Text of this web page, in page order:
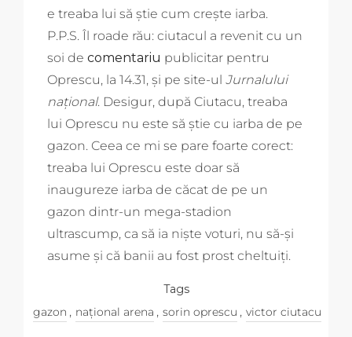
e treaba lui să știe cum crește iarba.
P.P.S. Îl roade rău: ciutacul a revenit cu un
soi de comentariu publicitar pentru
Oprescu, la 14.31, și pe site-ul Jurnalului
național. Desigur, după Ciutacu, treaba
lui Oprescu nu este să știe cu iarba de pe
gazon. Ceea ce mi se pare foarte corect:
treaba lui Oprescu este doar să
inaugureze iarba de căcat de pe un
gazon dintr-un mega-stadion
ultrascump, ca să ia niște voturi, nu să-și
asume și că banii au fost prost cheltuiți.
Tags
gazon , național arena , sorin oprescu , victor ciutacu